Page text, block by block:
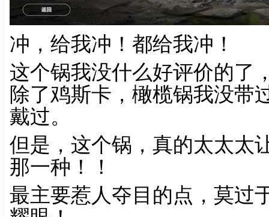
冲，给我冲！都给我冲！
这个锅我没什么好评价的了
除了鸡斯卡，橄榄锅我没带
戴过。
但是，这个锅，真的太太太
那一种！！
最主要惹人夺目的点，莫过